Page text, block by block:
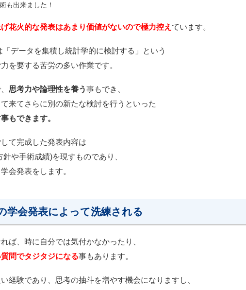
も出来ました！
花火的な発表はあまり価値がないので極力控え ています。
「データを集積し統計学的に検討する」という
を要する苦労の多い作業です。
思考力や論理性を養う事もでき、
来てさらに別の新たな検討を行うといった
もできます。
て完成した発表内容は
や手術成績)を現すものであり、
会発表をします。
学会発表によって洗練される
ば、時に自分では気付かなかったり、
問でタジタジになる事もあります。
経験であり、思考の抽斗を増やす機会になりますし、